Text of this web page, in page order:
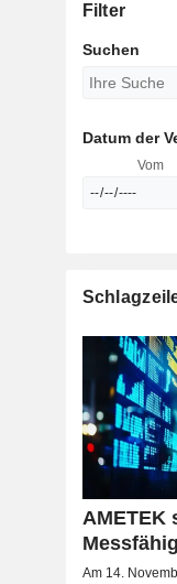
Filter
Suchen
Datum der
Vom
AMETEK
Am 14.